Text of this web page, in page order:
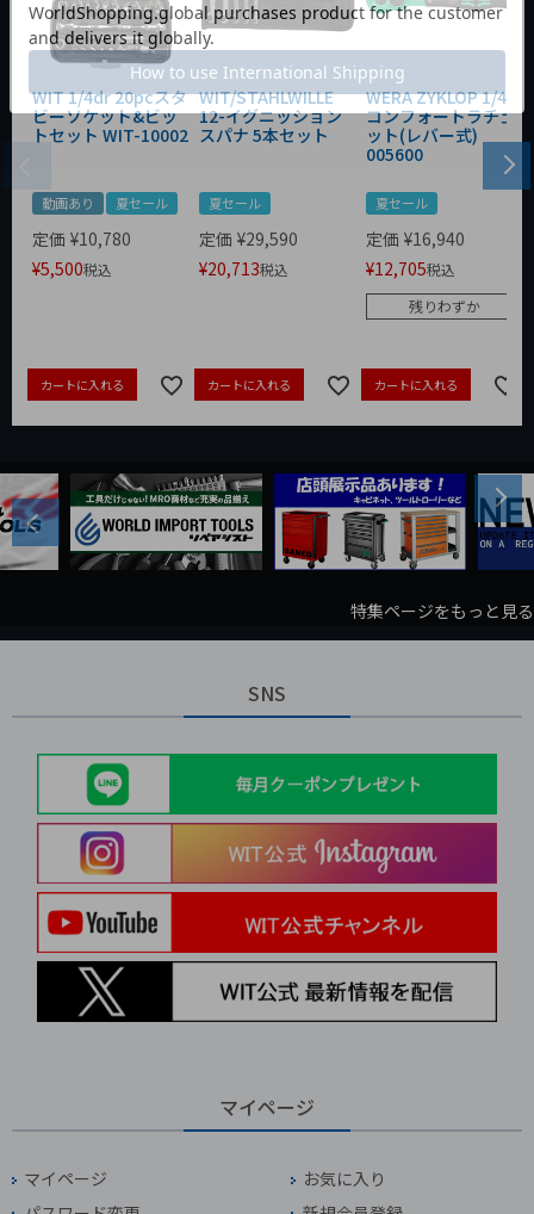
WIT 1/4dr 20pcスタ
ビーソケット&ビッ
トセット WIT-10002
動画あり 夏セール
定価 ¥10,780
¥5,500税込
カートに入れる
WIT/STAHLWILLE
12-イグニッション
スパナ 5本セット
夏セール
定価 ¥29,590
¥20,713税込
カートに入れる
WERA ZYKLOP 1/4"
コンフォートラチェ
ット(レバー式)
005600
夏セール
定価 ¥16,940
¥12,705税込
残りわずか
カートに入れる
Previous
Next
特集ページをもっと見る
SNS
マイページ
マイページ
お気に入り